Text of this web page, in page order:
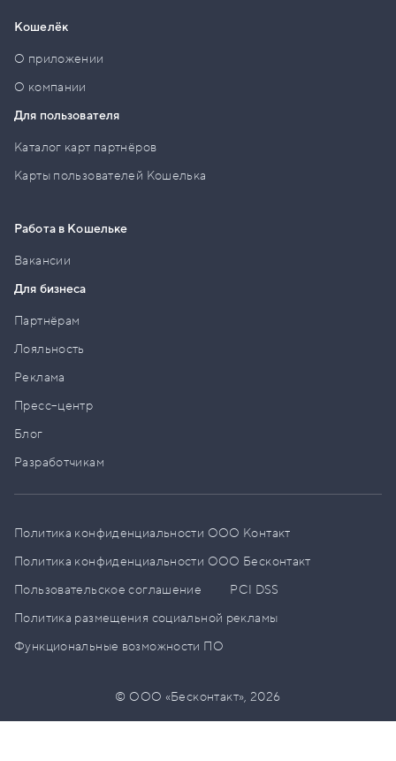
Кошелёк
О приложении
О компании
Для пользователя
Каталог карт партнёров
Карты пользователей Кошелька
Работа в Кошельке
Вакансии
Для бизнеса
Партнёрам
Лояльность
Реклама
Пресс–центр
Блог
Разработчикам
Политика конфиденциальности ООО Контакт
Политика конфиденциальности ООО Бесконтакт
Пользовательское соглашение
PCI DSS
Политика размещения социальной рекламы
Функциональные возможности ПО
© ООО «Бесконтакт»,2026